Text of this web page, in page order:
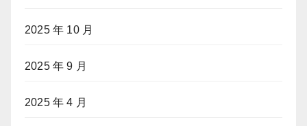
2025 年 10 月
2025 年 9 月
2025 年 4 月